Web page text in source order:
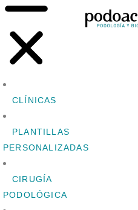
CLÍNICAS
PLANTILLAS
PERSONALIZADAS
CIRUGÍA
PODOLÓGICA